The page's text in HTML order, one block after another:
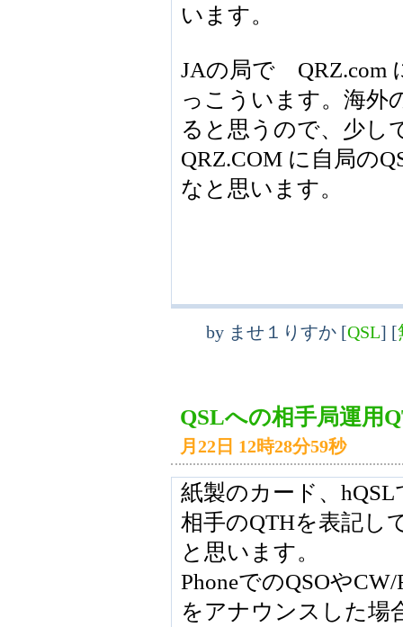
います。
JAの局で QRZ.com
っこういます。海外
ると思うので、少し
QRZ.COM に自局の
なと思います。
by ませ１りすか [QSL] [
QSLへの相手局運用
月22日 12時28分59秒
紙製のカード、
相手のQTHを表記し
と思います。
PhoneでのQSOや
をアナウンスした場